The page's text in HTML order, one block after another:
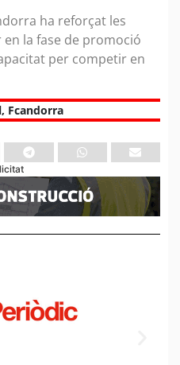
ha reforçat les
en la fase de promoció
per competir en
, Fcandorra